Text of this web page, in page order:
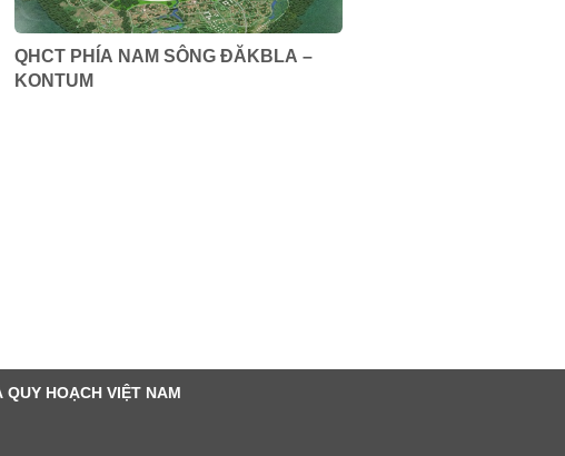
QHCT PHÍA NAM SÔNG ĐĂKBLA –
KONTUM
HOẠCH VIỆT NAM